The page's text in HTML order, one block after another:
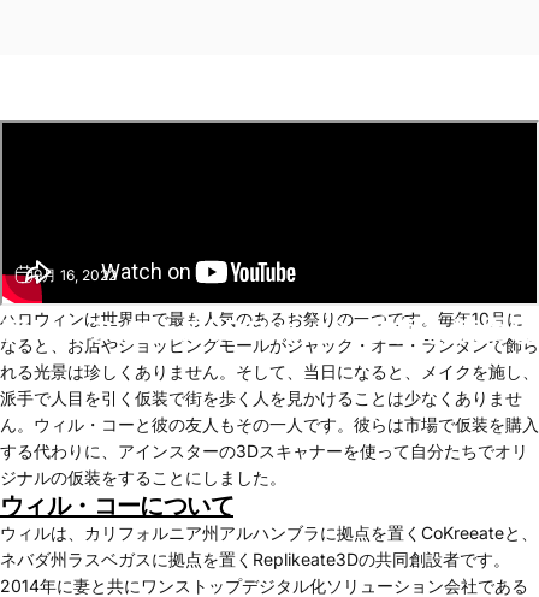
9月 16, 2022
アインスターの3Dスキャン技術を使用
ハロウィンは世界中で最も人気のあるお祭りの一つです。毎年10月に
なると、お店やショッピングモールがジャック・オー・ランタンで飾ら
れる光景は珍しくありません。そして、当日になると、メイクを施し、
派手で人目を引く仮装で街を歩く人を見かけることは少なくありませ
ん。ウィル・コーと彼の友人もその一人です。彼らは市場で仮装を購入
する代わりに、アインスターの3Dスキャナーを使って自分たちでオリ
ジナルの仮装をすることにしました。
ウィル・コーについて
ウィルは、カリフォルニア州アルハンブラに拠点を置くCoKreeateと、
ネバダ州ラスベガスに拠点を置くReplikeate3Dの共同創設者です。
2014年に妻と共にワンストップデジタル化ソリューション会社である